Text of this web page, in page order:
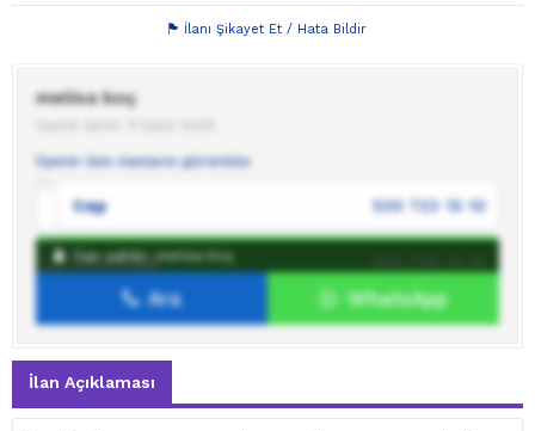
İlanı Şikayet Et / Hata Bildir
melisa koç
Üyenin tüm ilanlarını görüntüle
Cep 530 723 15 10
WhatsApp
İlan sahibine mesaj gönder
İlan sahibi: melisa koç
Ara WhatsApp
İlan Açıklaması